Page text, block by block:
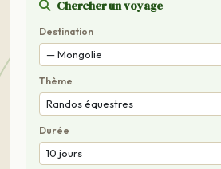
Chercher un voyage
Destination
Thème
Durée